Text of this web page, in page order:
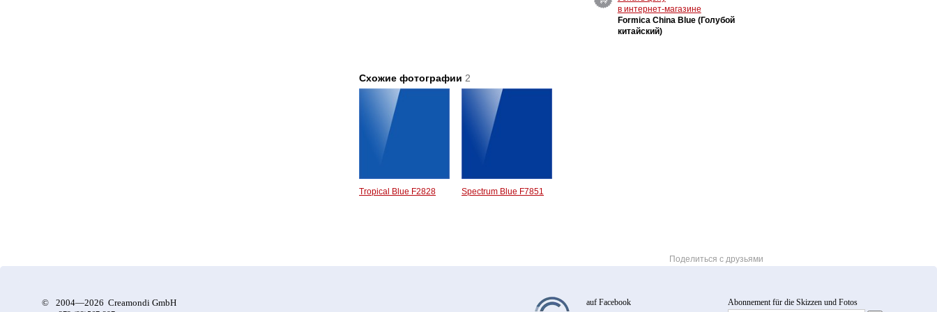
в интернет-магазине
Formica China Blue (Голубой
китайский)
Схожие фотографии 2
Tropical Blue F2828 Spectrum Blue F7851
Поделиться с друзьями
© 2004—2026 Creamondi GmbH auf Facebook Abonnement für die Skizzen und Fotos